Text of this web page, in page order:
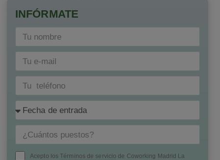
INFÓRMATE
Acepto losTérminos de servicio de Coworking Madrid La